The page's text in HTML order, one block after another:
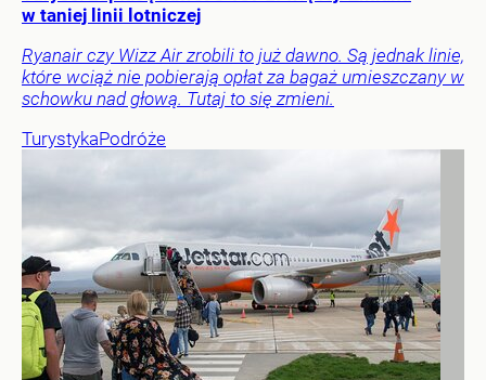
w taniej linii lotniczej
Ryanair czy Wizz Air zrobili to już dawno. Są jednak linie,
które wciąż nie pobierają opłat za bagaż umieszczany w
schowku nad głową. Tutaj to się zmieni.
TurystykaPodróże